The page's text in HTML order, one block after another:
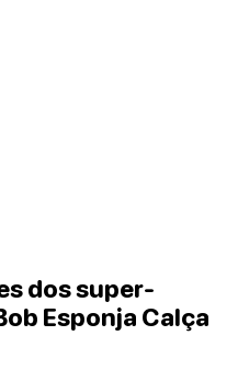
dos super-
Esponja Calça